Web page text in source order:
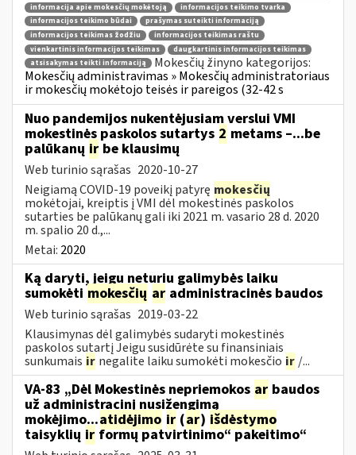
informacija apie mokesčių mokėtoją
informacijos teikimo tvarka
informacijos teikimo būdai
prašymas suteikti informaciją
informacijos teikimas žodžiu
informacijos teikimas raštu
vienkartinis informacijos teikimas
daugkartinis informacijos teikimas
atsisakymas teikti informaciją
Mokesčių žinyno kategorijos:
Mokesčių administravimas » Mokesčių administratoriaus
ir mokesčių mokėtojo teisės ir pareigos (32-42 s
Nuo pandemijos nukentėjusiam verslui VMI
mokestinės paskolos sutartys 2 metams –...be
palūkanų ir be klausimų
Web turinio sąrašas 2020-10-27
Neigiamą COVID-19 poveikį patyrę mokesčių
mokėtojai, kreiptis į VMI dėl mokestinės paskolos
sutarties be palūkanų gali iki 2021 m. vasario 28 d. 2020
m. spalio 20 d.,...
Metai: 2020
Ką daryti, jeigu neturiu galimybės laiku
sumokėti mokesčių ar administracinės baudos
Web turinio sąrašas 2019-03-22
Klausimynas dėl galimybės sudaryti mokestinės
paskolos sutartį Jeigu susidūrėte su finansiniais
sunkumais ir negalite laiku sumokėti mokesčio ir /...
VA-83 „Dėl Mokestinės nepriemokos ar baudos
už administracinį nusižengimą
mokėjimo...atidėjimo ir (ar) išdėstymo
taisyklių ir formų patvirtinimo“ pakeitimo“